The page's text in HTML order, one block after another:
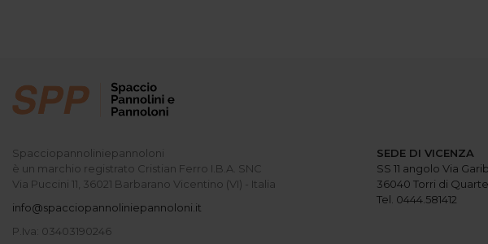
Spacciopannoliniepannoloni
è un marchio registrato Cristian Ferro I.B.A. SNC
Via Puccini 11, 36021 Barbarano Vicentino (VI) - Italia
info@spacciopannoliniepannoloni.it
P.Iva: 03403190246
SEDE DI VICENZA
SS 11 angolo Via
36040 Torri di
Tel. 0444.581412